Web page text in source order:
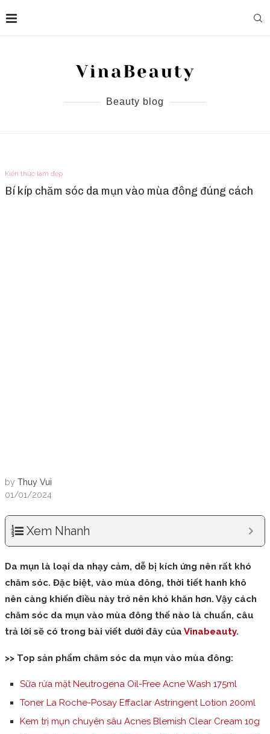
Beauty blog
Kiến thức làm đẹp
Bí kíp chăm sóc da mụn vào mùa đông đúng cách
by Thuy Vui
01/01/2024
Xem Nhanh
Da mụn là loại da nhạy cảm, dễ bị kích ứng nên rất khó
chăm sóc. Đặc biệt, vào mùa đông, thời tiết hanh khô
nên càng khiến điều này trở nên khó khăn hơn. Vậy cách
chăm sóc da mụn vào mùa đông thế nào là chuẩn, câu
trả lời sẽ có trong bài viết dưới đây của Vinabeauty.
>> Top sản phẩm chăm sóc da mụn vào mùa đông:
Sữa rửa mặt Neutrogena Oil-Free Acne Wash 175ml
Toner La Roche-Posay Effaclar Astringent Lotion 200ml
Kem trị mụn chuyên sâu Acnes Blemish Clear Cream 10g